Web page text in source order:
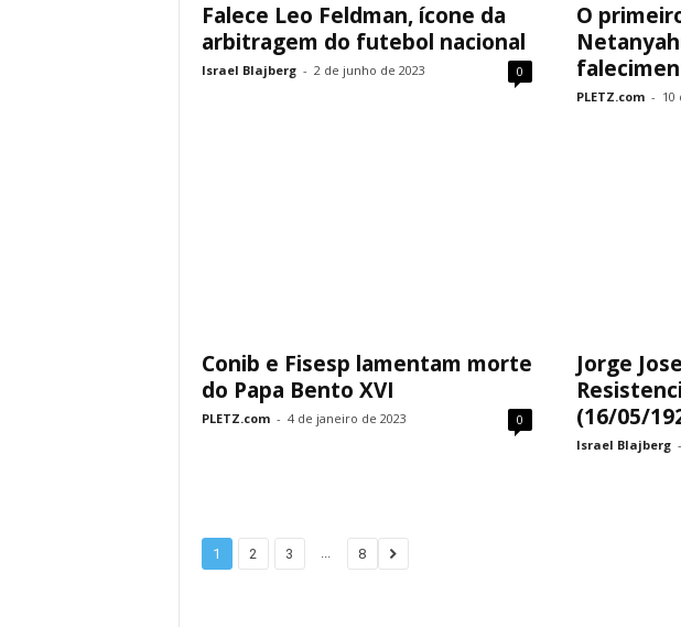
Falece Leo Feldman, ícone da
arbitragem do futebol nacional
Israel Blajberg - 2 de junho de 2023 0
O
PLETZ.com - 10
Conib e Fisesp lamentam morte
do Papa Bento XVI
PLETZ.com - 4 de janeiro de 2023 0
Jorge
(16/05/
Israel Blajberg -
1 2 3 ... 8